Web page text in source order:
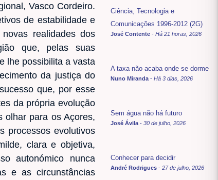
Vasco Cordeiro.
de estabilidade e
realidades dos
que, pelas suas
lhe possibilita a vasta
da justiça do
que, por esse
da própria evolução
olhar para os Açores,
processos evolutivos
clara e objetiva,
autonómico nunca
e as circunstâncias
Ciência, Tecnologia e
Comunicações 1996-2012 (2G)
José Contente - Há 21 horas, 2026
A taxa não acaba onde se dorme
Nuno Miranda - Há 3 dias, 2026
Sem água não há futuro
José Ávila - 30 de julho, 2026
Conhecer para decidir
André Rodrigues - 27 de julho, 2026